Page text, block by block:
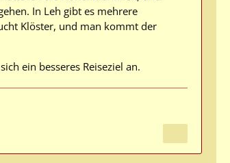
In Leh gibt es mehrere
Klöster, und man kommt der
ein besseres Reiseziel an.